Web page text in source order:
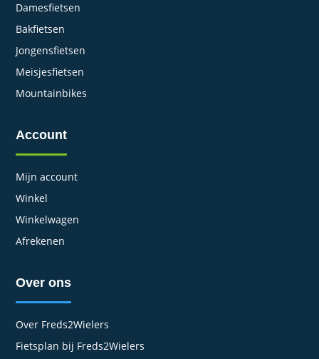
Damesfietsen
Bakfietsen
Jongensfietsen
Meisjesfietsen
Mountainbikes
Account
Mijn account
Winkel
Winkelwagen
Afrekenen
Over ons
Over Freds2Wielers
Fietsplan bij Freds2Wielers